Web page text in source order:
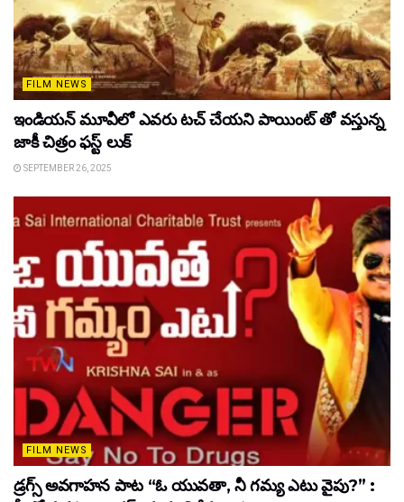
FILM NEWS
ఇండియన్ మూవీలో ఎవరు టచ్ చేయని పాయింట్ తో వస్తున్న
జాకీ చిత్రం ఫస్ట్ లుక్
SEPTEMBER 26, 2025
FILM NEWS
డ్రగ్స్ అవగాహన పాట “ఓ యువతా, నీ గమ్య ఎటు వైపు?” :